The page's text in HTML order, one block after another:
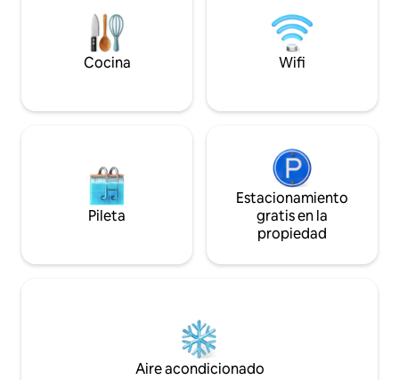
apartamento independiente de la abuela
y puede ayudarte si es necesario. Una
escapada maravillosa, a 75 minutos del
distrito financiero de Sídney. Ideal para
ballenas, pesca,
en barco a la isla
una variedad de
los lagos
Cocina Wifi
Pileta
Estacionamiento
gratis en la
propiedad
Aire acondicionado